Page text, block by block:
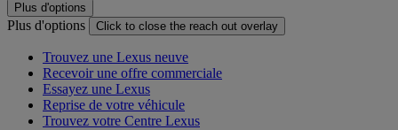
Plus d'options
Plus d'options Click to close the reach out overlay
Trouvez une Lexus neuve
Recevoir une offre commerciale
Essayez une Lexus
Reprise de votre véhicule
Trouvez votre Centre Lexus